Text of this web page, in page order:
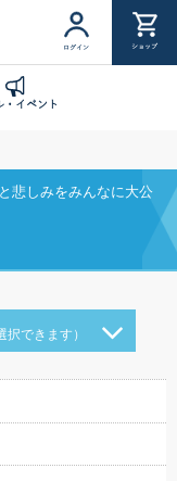
ログイン ショップ
・イベント
悲しみをみんなに大公
択できます）